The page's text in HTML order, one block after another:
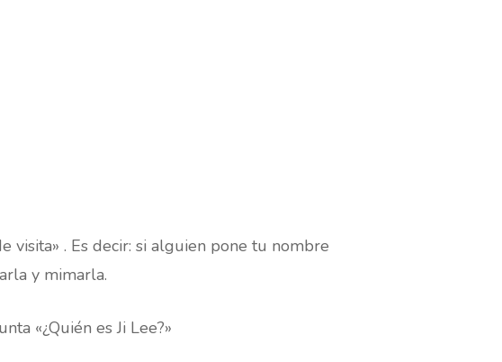
visita» . Es decir: si alguien pone tu nombre
y mimarla.
«¿Quién es Ji Lee?»